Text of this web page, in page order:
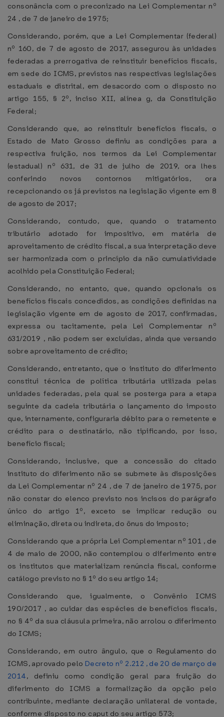
consonância com o preconizado na Lei Complementar nº
24 , de 7 de janeiro de 1975;
Considerando, porém, que a Lei Complementar (federal)
nº 160, de 7 de agosto de 2017, assegurou às unidades
federadas a prerrogativa de reinstituir benefícios fiscais,
em sede do ICMS, previstos nas respectivas legislações
estaduais e distrital, em desacordo com o disposto no
artigo 155, § 2º, inciso XII, alínea g, da Constituição
Federal;
Considerando que, ao reinstituir benefícios fiscais, o
Estado de Mato Grosso definiu as condições para a
respectiva fruição, nos termos da Lei Complementar
(estadual) nº 631, de 31 de julho de 2019, ora lhes
conferindo novos contornos mitigatórios, ora
recepcionando os já previstos na legislação vigente em 8
de agosto de 2017;
Considerando, contudo, que, quando o tratamento
tributário adotado for impositivo, em matéria de
aproveitamento de crédito fiscal, a sua interpretação deve
ser harmonizada com o princípio da não cumulatividade
acolhido pela Constituição Federal;
Considerando, no entanto, que, quando opcionais os
benefícios fiscais concedidos, as condições definidas na
legislação vigente em de agosto de 2017, confirmadas,
expressa ou tacitamente, pela Lei Complementar nº
631/2019 , não podem ser excluídas, ainda que versando
sobre aproveitamento de crédito;
Considerando, entretanto, que o instituto do diferimento
constitui técnica de política tributária utilizada pelas
unidades federadas, pela qual se posterga para a etapa
seguinte da cadeia tributária o lançamento do imposto
que, internamente, configuraria débito para o remetente e
crédito para o destinatário, não tipificando, por isso,
benefício fiscal;
Considerando, inclusive, que a concessão do citado
instituto do diferimento não se submete às disposições
da Lei Complementar nº 24 , de 7 de janeiro de 1975, por
não constar do elenco previsto nos incisos do parágrafo
único do artigo 1º, exceto se implicar redução ou
eliminação, direta ou indireta, do ônus do imposto;
Considerando que a própria Lei Complementar nº 101 , de
4 de maio de 2000, não contemplou o diferimento entre
os institutos que materializam renúncia fiscal, conforme
catálogo previsto no § 1º do seu artigo 14;
Considerando que, igualmente, o Convênio ICMS
190/2017 , ao cuidar das espécies de benefícios fiscais,
no § 4º da sua cláusula primeira, não arrolou o diferimento
do ICMS;
Considerando, em outro ângulo, que o Regulamento do
ICMS, aprovado pelo Decreto nº 2.212 , de 20 de março de
2014, definiu como condição geral para fruição do
diferimento do ICMS a formalização da opção pelo
contribuinte, mediante declaração unilateral de vontade,
conforme disposto no caput do seu artigo 573;